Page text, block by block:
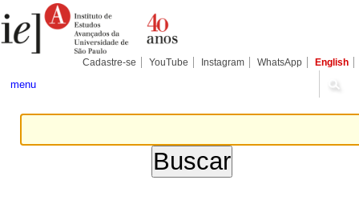
para
conteúdo.
Pessoais
Cadastre-se YouTube Instagram WhatsApp English
menu